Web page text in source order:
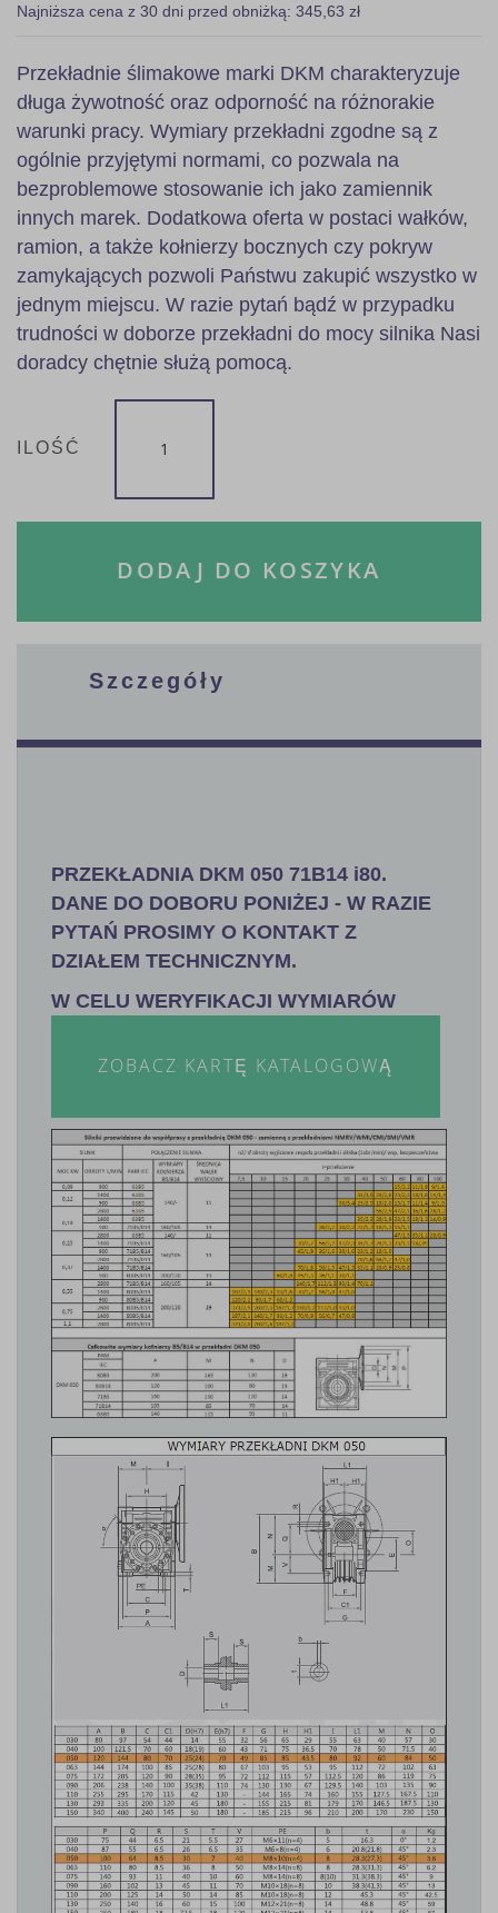
Najniższa cena z 30 dni przed obniżką: 345,63 zł
Przekładnie ślimakowe marki DKM charakteryzuje
długa żywotność oraz odporność na różnorakie
warunki pracy. Wymiary przekładni zgodne są z
ogólnie przyjętymi normami, co pozwala na
bezproblemowe stosowanie ich jako zamiennik
innych marek. Dodatkowa oferta w postaci wałków,
ramion, a także kołnierzy bocznych czy pokryw
zamykających pozwoli Państwu zakupić wszystko w
jednym miejscu. W razie pytań bądź w przypadku
trudności w doborze przekładni do mocy silnika Nasi
doradcy chętnie służą pomocą.
ILOŚĆ
DODAJ DO KOSZYKA
Szczegóły
PRZEKŁADNIA DKM 050 71B14 i80.
DANE DO DOBORU PONIŻEJ - W RAZIE
PYTAŃ PROSIMY O KONTAKT Z
DZIAŁEM TECHNICZNYM.
W CELU WERYFIKACJI WYMIARÓW
ZOBACZ KARTĘ KATALOGOWĄ